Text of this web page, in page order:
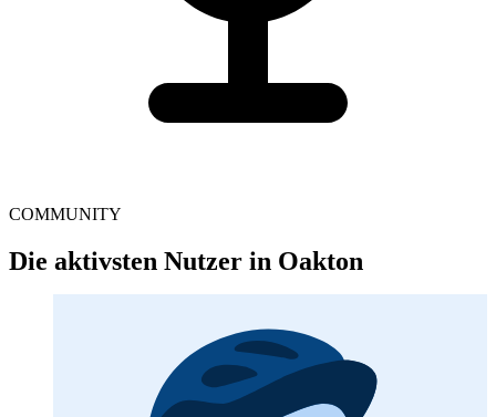
COMMUNITY
Die aktivsten Nutzer in Oakton